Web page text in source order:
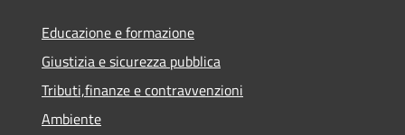
Educazione e formazione
Giustizia e sicurezza pubblica
Tributi,finanze e contravvenzioni
Ambiente